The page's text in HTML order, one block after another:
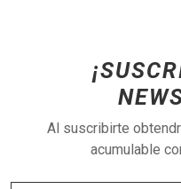
Al suscribirte
acumulable